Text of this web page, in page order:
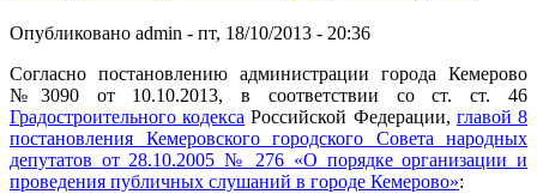
Опубликовано admin - пт, 18/10/2013 - 20:36
Согласно постановлению администрации города Кемерово
№3090 от 10.10.2013, в соответствии со ст. ст. 46
Градостроительного кодекса Российской Федерации, главой 8
постановления Кемеровского городского Совета народных
депутатов от 28.10.2005 № 276 «О порядке организации и
проведения публичных слушаний в городе Кемерово»: